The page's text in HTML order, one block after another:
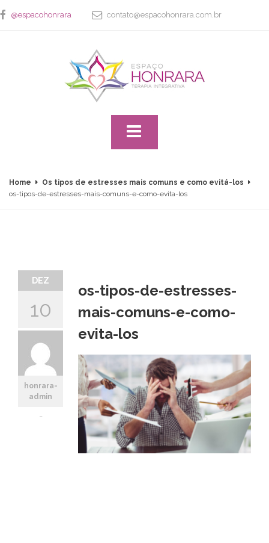
@espacohonrara contato@espacohonrara.com.br
Home
Os tipos de estresses mais comuns e como evitá-los
os-tipos-de-estresses-mais-comuns-e-como-evita-los
DEZ
10
honrara-
admin
-
os-tipos-de-estresses-
mais-comuns-e-como-
evita-los